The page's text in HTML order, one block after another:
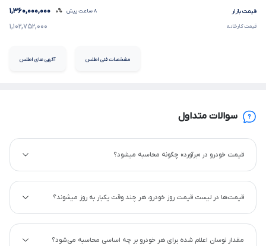
قیمت بازار ۸ ساعت پیش ۰% ۱,۳۶۰,۰۰۰,۰۰۰
قیمت کارخانه ۱,۱۰۲,۷۵۲,۰۰۰
مشخصات فنی اطلس آگهی های اطلس
سوالات متداول
قیمت خودرو در «برآورد» چگونه محاسبه میشود؟
قیمت‌ها در لیست قیمت روز خودرو، هر چند وقت یکبار به روز میشوند؟
مقدار نوسان اعلام شده برای هر خودرو بر چه اساسی محاسبه می‌شود؟